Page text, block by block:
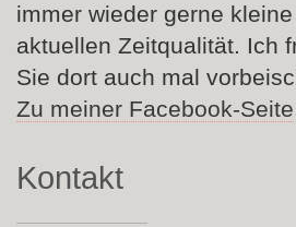
immer wieder gerne
aktuellen Zeitqualität. Ich
Sie dort auch mal
Zu meiner Facebook-Seite
Kontakt